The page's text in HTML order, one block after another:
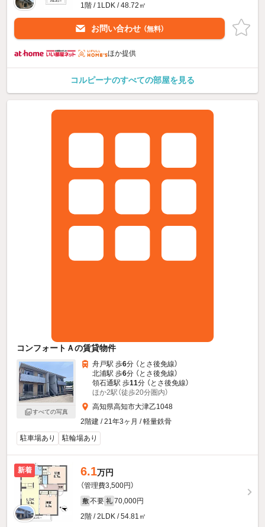
1階 / 1LDK / 48.72㎡
お問い合わせ （無料）
ほか提供
コルピーナのすべての部屋を見る
コンフォートＡの賃貸物件
すべての写真
舟戸駅 歩6分 （とさ後免線）
北浦駅 歩6分 （とさ後免線）
領石通駅 歩11分 （とさ後免線）
ほか2駅（徒歩20分圏内）
高知県高知市大津乙1048
2階建 / 21年3ヶ月 / 軽量鉄骨
駐車場あり
駐輪場あり
新着 6.1万円
（管理費3,500円）
敷 不要 礼 70,000円
2階 / 2LDK / 54.81㎡